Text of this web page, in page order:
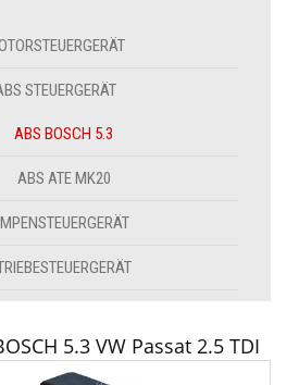
STEUERGERÄT
ABS BOSCH 5.3
ABS ATE MK20
5.3 VW Passat 2.5 TDI